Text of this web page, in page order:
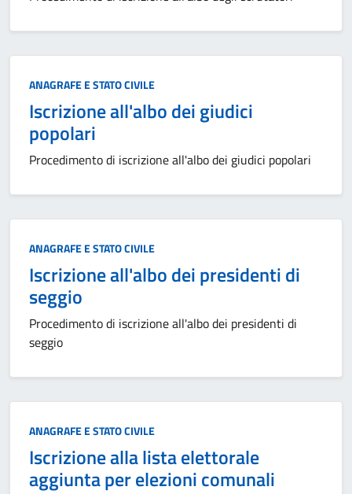
Categoria:
ANAGRAFE E STATO CIVILE
Iscrizione all'albo dei giudici
popolari
Procedimento di iscrizione all'albo dei giudici popolari
Categoria:
ANAGRAFE E STATO CIVILE
Iscrizione all'albo dei presidenti di
seggio
Procedimento di iscrizione all'albo dei presidenti di
seggio
Categoria:
ANAGRAFE E STATO CIVILE
Iscrizione alla lista elettorale
aggiunta per elezioni comunali